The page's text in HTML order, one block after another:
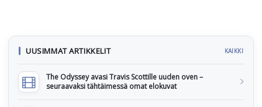
UUSIMMAT ARTIKKELIT KAIKKI
The Odyssey avasi Travis Scottille uuden oven –
seuraavaksi tähtäimessä omat elokuvat